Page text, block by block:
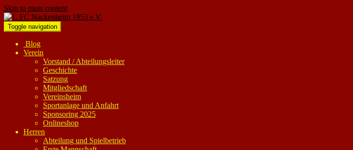
Skip to main content
Toggle navigation
Blog
Verein
Vorstand / Abteilungsleiter
Geschichte
Satzung
Mitgliedschaft
Vereinsheim
Sportanlage und Anfahrt
Sponsoring 2025
Onlineshop
Herren
Abteilung und Spielbetrieb